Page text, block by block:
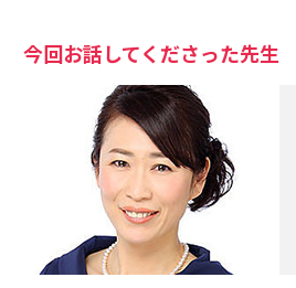
今回お話してくださった先生